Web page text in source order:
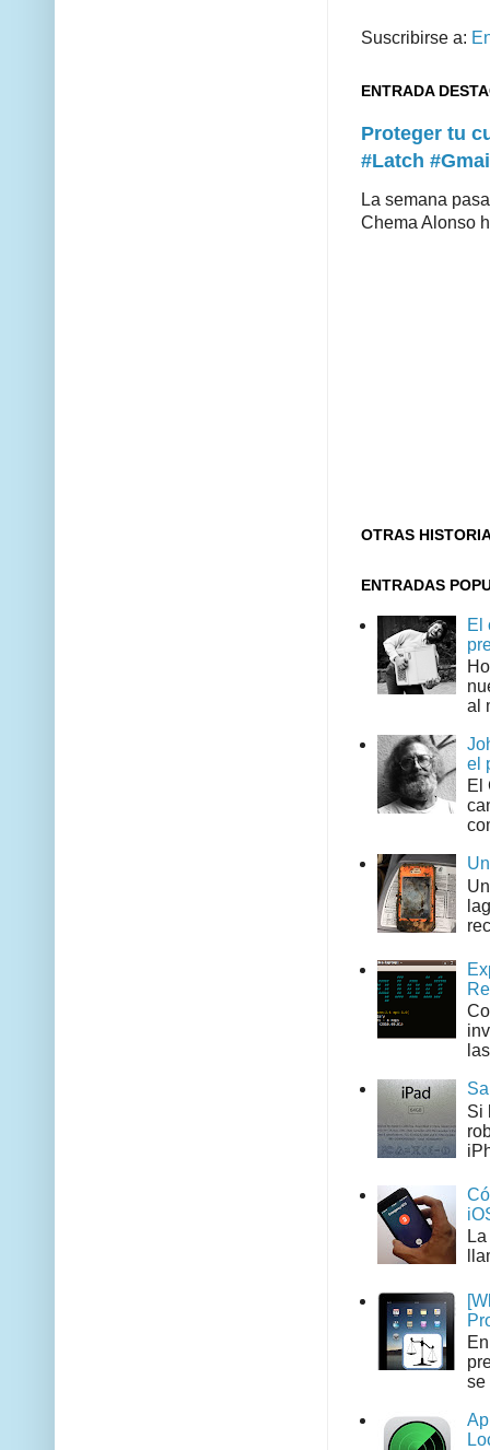
Suscribirse a:
ENTRADA
Proteger tu
#Latch
La semana
Chema Alonso
OTRAS
ENTRADAS
El
al
el
El
Si
se